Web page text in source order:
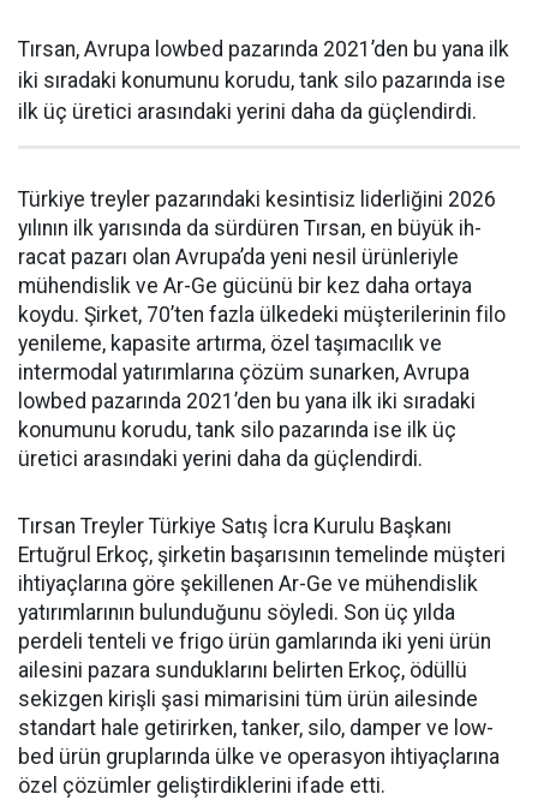
Tırsan, Avrupa lowbed pazarında 2021’den bu yana ilk
iki sıradaki konumunu korudu, tank silo pazarında ise
ilk üç üretici arasındaki yerini daha da güçlen­dirdi.
Türkiye treyler pazarın­daki kesintisiz liderliğini 2026
yılının ilk yarısında da sürdüren Tırsan, en büyük ih­
racat pazarı olan Avrupa’da yeni nesil ürünleriyle
mühendislik ve Ar-Ge gücünü bir kez daha orta­ya
koydu. Şirket, 70’ten fazla ül­kedeki müşterilerinin filo
yenile­me, kapasite artırma, özel taşıma­cılık ve
intermodal yatırımlarına çözüm sunarken, Avrupa
lowbed pazarında 2021’den bu yana ilk iki sıradaki
konumunu korudu, tank silo pazarında ise ilk üç
üretici arasındaki yerini daha da güçlen­dirdi.
Tırsan Treyler Türkiye Satış İcra Kurulu Başkanı
Ertuğrul Er­koç, şirketin başarısının teme­linde müşteri
ihtiyaçlarına göre şekillenen Ar-Ge ve mühendislik
yatırımlarının bulunduğunu söy­ledi. Son üç yılda
perdeli tenteli ve frigo ürün gamlarında iki yeni ürün
ailesini pazara sundukları­nı belirten Erkoç, ödüllü
sekizgen kirişli şasi mimarisini tüm ürün ailesinde
standart hale getirir­ken, tanker, silo, damper ve low­
bed ürün gruplarında ülke ve ope­rasyon ihtiyaçlarına
özel çözüm­ler geliştirdiklerini ifade etti.